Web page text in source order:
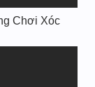
Chơi Xóc